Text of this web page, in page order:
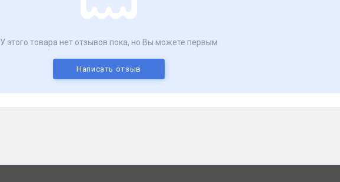
У этого товара нет отзывов пока, но Вы можете первым
Написать отзыв